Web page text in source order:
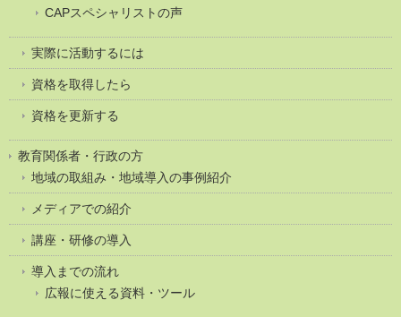
CAPスペシャリストの声
実際に活動するには
資格を取得したら
資格を更新する
教育関係者・行政の方
地域の取組み・地域導入の事例紹介
メディアでの紹介
講座・研修の導入
導入までの流れ
広報に使える資料・ツール